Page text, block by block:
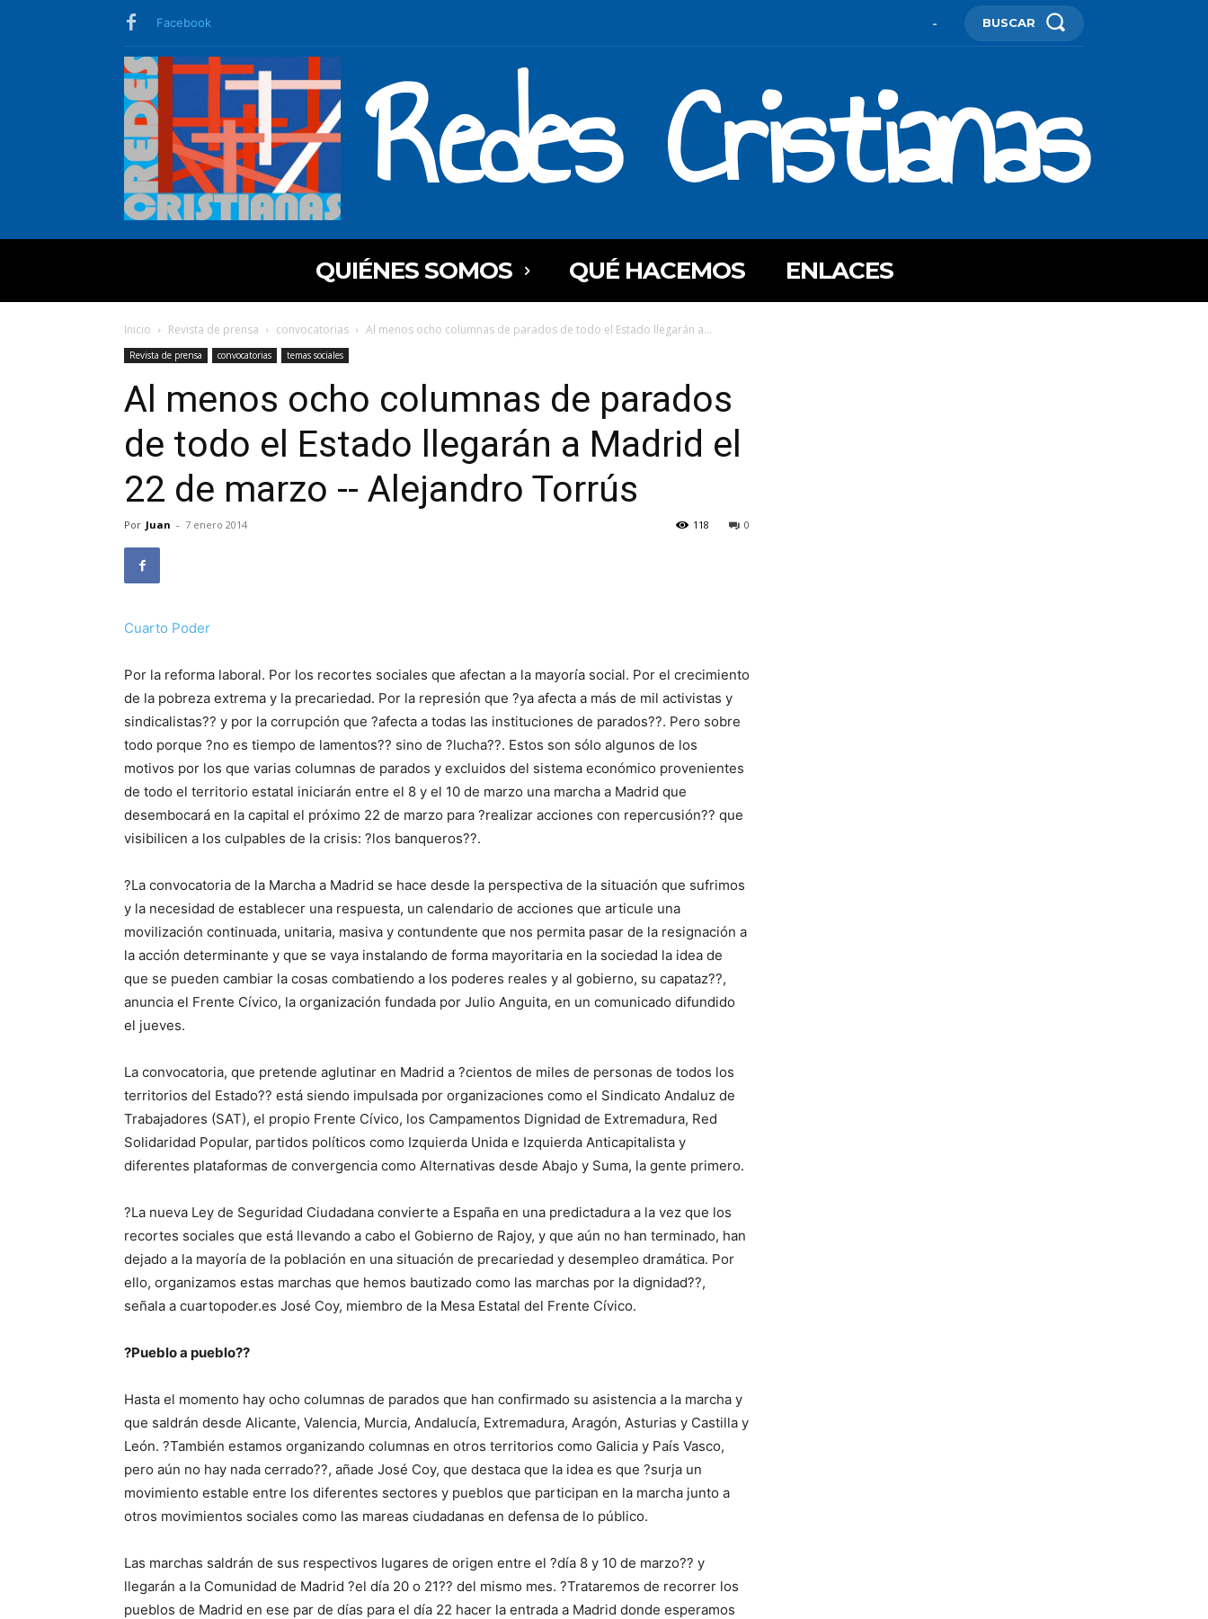
Facebook - BUSCAR
Redes Cristianas
QUIÉNES SOMOS QUÉ HACEMOS ENLACES
Inicio Revista de prensa convocatorias Al menos ocho columnas de parados de todo el Estado llegarán a...
Revista de prensa convocatorias temas sociales
Al menos ocho columnas de parados
de todo el Estado llegarán a Madrid el
22 de marzo -- Alejandro Torrús
Por Juan - 7 enero 2014 0
118
Cuarto Poder
Por la reforma laboral. Por los recortes sociales que afectan a la mayoría social. Por el crecimiento
de la pobreza extrema y la precariedad. Por la represión que ?ya afecta a más de mil activistas y
sindicalistas?? y por la corrupción que ?afecta a todas las instituciones de parados??. Pero sobre
todo porque ?no es tiempo de lamentos?? sino de ?lucha??. Estos son sólo algunos de los
motivos por los que varias columnas de parados y excluidos del sistema económico provenientes
de todo el territorio estatal iniciarán entre el 8 y el 10 de marzo una marcha a Madrid que
desembocará en la capital el próximo 22 de marzo para ?realizar acciones con repercusión?? que
visibilicen a los culpables de la crisis: ?los banqueros??.
?La convocatoria de la Marcha a Madrid se hace desde la perspectiva de la situación que sufrimos
y la necesidad de establecer una respuesta, un calendario de acciones que articule una
movilización continuada, unitaria, masiva y contundente que nos permita pasar de la resignación a
la acción determinante y que se vaya instalando de forma mayoritaria en la sociedad la idea de
que se pueden cambiar la cosas combatiendo a los poderes reales y al gobierno, su capataz??,
anuncia el Frente Cívico, la organización fundada por Julio Anguita, en un comunicado difundido
el jueves.
La convocatoria, que pretende aglutinar en Madrid a ?cientos de miles de personas de todos los
territorios del Estado?? está siendo impulsada por organizaciones como el Sindicato Andaluz de
Trabajadores (SAT), el propio Frente Cívico, los Campamentos Dignidad de Extremadura, Red
Solidaridad Popular, partidos políticos como Izquierda Unida e Izquierda Anticapitalista y
diferentes plataformas de convergencia como Alternativas desde Abajo y Suma, la gente primero.
?La nueva Ley de Seguridad Ciudadana convierte a España en una predictadura a la vez que los
recortes sociales que está llevando a cabo el Gobierno de Rajoy, y que aún no han terminado, han
dejado a la mayoría de la población en una situación de precariedad y desempleo dramática. Por
ello, organizamos estas marchas que hemos bautizado como las marchas por la dignidad??,
señala a cuartopoder.es José Coy, miembro de la Mesa Estatal del Frente Cívico.
?Pueblo a pueblo??
Hasta el momento hay ocho columnas de parados que han confirmado su asistencia a la marcha y
que saldrán desde Alicante, Valencia, Murcia, Andalucía, Extremadura, Aragón, Asturias y Castilla y
León. ?También estamos organizando columnas en otros territorios como Galicia y País Vasco,
pero aún no hay nada cerrado??, añade José Coy, que destaca que la idea es que ?surja un
movimiento estable entre los diferentes sectores y pueblos que participan en la marcha junto a
otros movimientos sociales como las mareas ciudadanas en defensa de lo público.
Las marchas saldrán de sus respectivos lugares de origen entre el ?día 8 y 10 de marzo?? y
llegarán a la Comunidad de Madrid ?el día 20 o 21?? del mismo mes. ?Trataremos de recorrer los
pueblos de Madrid en ese par de días para el día 22 hacer la entrada a Madrid donde esperamos